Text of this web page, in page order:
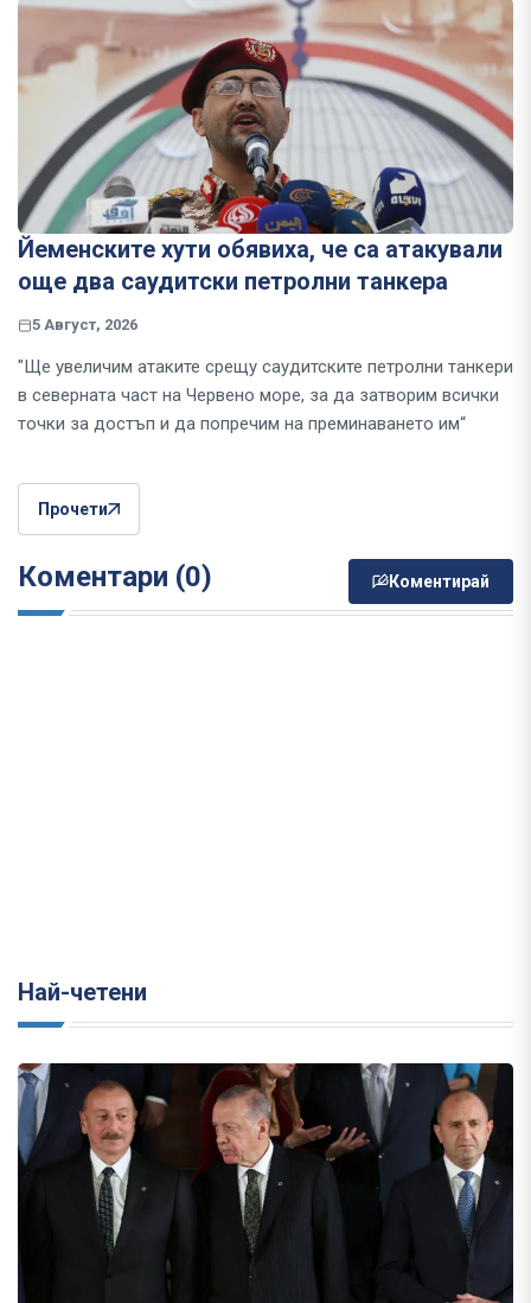
Йеменските хути обявиха, че са атакували
още два саудитски петролни танкера
5 Август, 2026
"Ще увеличим атаките срещу саудитските петролни танкери
в северната част на Червено море, за да затворим всички
точки за достъп и да попречим на преминаването им“
Прочети
Коментари (0) Коментирай
Най-четени